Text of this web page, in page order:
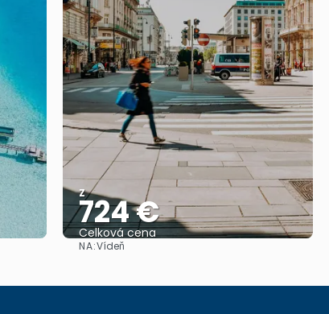
Z
724 €
Celková cena
NA:Vídeň